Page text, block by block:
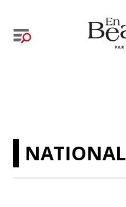
NATIONAL